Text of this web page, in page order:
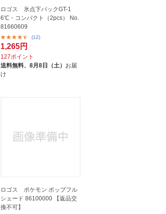
ロゴス 氷点下パックGT-1
6℃・コンパクト（2pcs） No.
81660609
(12)
1,265円
127ポイント
送料無料、 8月8日（土） お届
け
ロゴス ポケモン ポップフル
シェード 86100000 【返品交
換不可】